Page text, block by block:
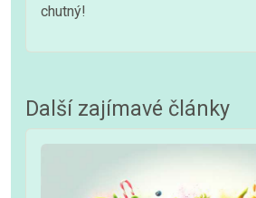
chutný!
Další zajímavé články